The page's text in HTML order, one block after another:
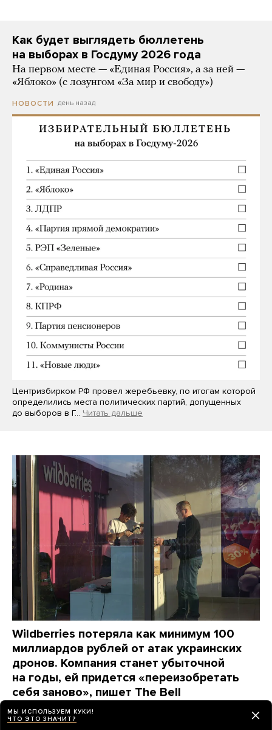
Как будет выглядеть бюллетень
на выборах в Госдуму 2026 года
На первом месте — «Единая Россия», а за ней —
«Яблоко» (с лозунгом «За мир и свободу»)
НОВОСТИ день назад
Центризбирком РФ провел жеребьевку, по итогам которой
определились места политических партий, допущенных
до выборов в Г… Читать дальше
Wildberries потеряла как минимум 100
миллиардов рублей от атак украинских
дронов. Компания станет убыточной
на годы, ей придется «переизобретать
себя заново», пишет The Bell
НОВОСТИ день назад
МЫ ИСПОЛЬЗУЕМ КУКИ!
ЧТО ЭТО ЗНАЧИТ?